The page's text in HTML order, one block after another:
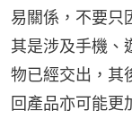
易關係，不要只
其是涉及手機、
物已經交出，其
回產品亦可能更